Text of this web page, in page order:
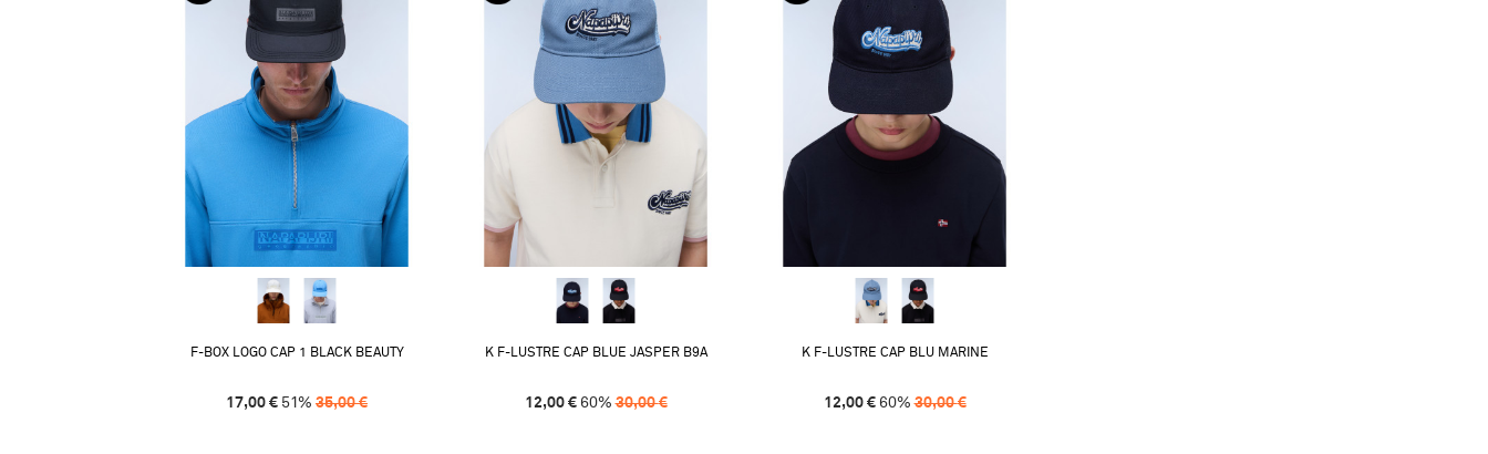
F-BOX LOGO CAP 1 BLACK BEAUTY
17,00 € 51 % 35,00€
K F-LUSTRE CAP BLUE JASPER B9A
12,00 € 60% 30,00€
K F-LUSTRE CAP BLU MARINE
12,00 € 60% 30,00€